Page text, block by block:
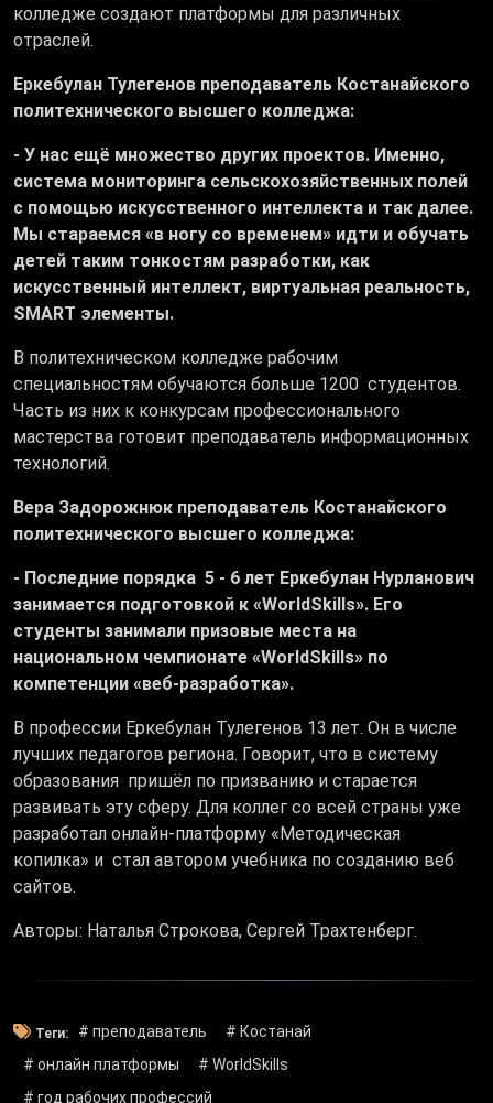
колледже создают платформы для различных
отраслей.
Еркебулан Тулегенов преподаватель Костанайского
политехнического высшего колледжа:
- У нас ещё множество других проектов. Именно,
система мониторинга сельскохозяйственных полей
с помощью искусственного интеллекта и так далее.
Мы стараемся «в ногу со временем» идти и обучать
детей таким тонкостям разработки, как
искусственный интеллект, виртуальная реальность,
SMART элементы.
В политехническом колледже рабочим
специальностям обучаются больше 1200 студентов.
Часть из них к конкурсам профессионального
мастерства готовит преподаватель информационных
технологий.
Вера Задорожнюк преподаватель Костанайского
политехнического высшего колледжа:
- Последние порядка 5 - 6 лет Еркебулан Нурланович
занимается подготовкой к «WorldSkills». Его
студенты занимали призовые места на
национальном чемпионате «WorldSkills» по
компетенции «веб-разработка».
В профессии Еркебулан Тулегенов 13 лет. Он в числе
лучших педагогов региона. Говорит, что в систему
образования пришёл по призванию и старается
развивать эту сферу. Для коллег со всей страны уже
разработал онлайн-платформу «Методическая
копилка» и стал автором учебника по созданию веб
сайтов.
Авторы: Наталья Строкова, Сергей Трахтенберг.
Теги: # преподаватель
# Костанай
# онлайн платформы
# WorldSkills
# год рабочих профессий